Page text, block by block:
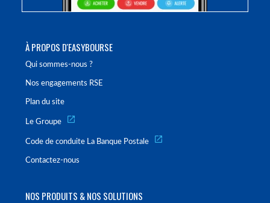
À PROPOS D'EASYBOURSE
Qui sommes-nous ?
Nos engagements RSE
Plan du site
Le Groupe
Code de conduite La Banque Postale
Contactez-nous
NOS PRODUITS & NOS SOLUTIONS